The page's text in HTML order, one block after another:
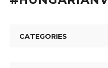
CATEGORIES